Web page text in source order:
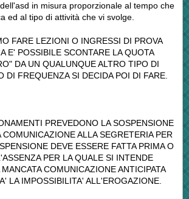
in misura proporzionale al tempo che
ed al tipo di attività che vi svolge.
FARE LEZIONI O INGRESSI DI PROVA
E' POSSIBILE SCONTARE LA QUOTA
DA UN QUALUNQUE ALTRO TIPO DI
DI FREQUENZA SI DECIDA POI DI FARE.
PREVEDONO LA SOSPENSIONE
COMUNICAZIONE ALLA SEGRETERIA PER
DEVE ESSERE FATTA PRIMA O
PER LA QUALE SI INTENDE
COMUNICAZIONE ANTICIPATA
LA IMPOSSIBILITA' ALL'EROGAZIONE.